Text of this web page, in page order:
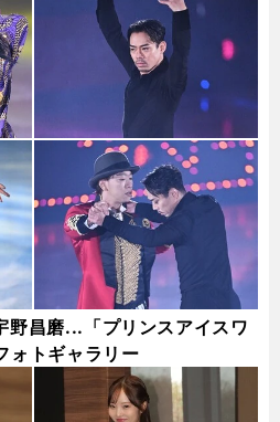
野昌磨...「プリンスアイスワ
トギャラリー